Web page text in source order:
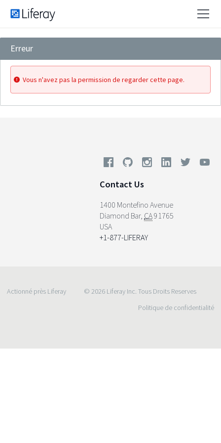
Erreur
Vous n'avez pas la permission de regarder cette page.
Contact Us
1400 Montefino Avenue
Diamond Bar, CA91765
USA
+1-877-LIFERAY
Actionné près Liferay
© 2026 Liferay Inc. Tous Droits Reserves
Politique de confidentialité